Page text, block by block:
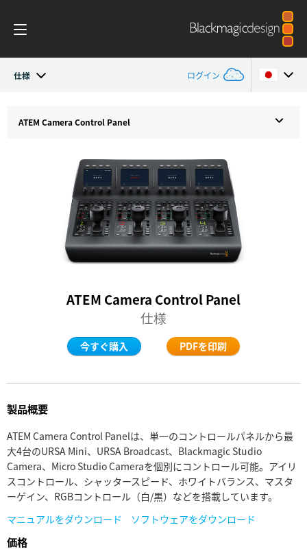
仕様 ログイン
Austria
Brazil
Canada
China
Denmark
France
Germany
India
Italy
Japan
Korea
ATEM Camera Control Panel
ATEM Camera Control Panel
仕様
今すぐ購入 PDFを印刷
製品概要
ATEM Camera Control Panelは、単一のコントロールパネルから最
大4台のURSA Mini、URSA Broadcast、Blackmagic Studio
Camera、Micro Studio Cameraを個別にコントロール可能。アイリ
スコントロール、シャッタースピード、ホワイトバランス、マスタ
ーゲイン、RGBコントロール（白/黒）などを搭載しています。
マニュアルをダウンロード
ソフトウェアをダウンロード
価格